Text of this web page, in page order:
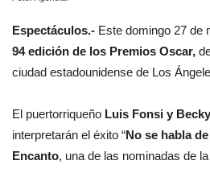
Espectáculos.- Este domingo 27 de
94 edición de los Premios Oscar,
ciudad estadounidense de Los
El puertorriqueño Luis Fonsi y
interpretarán el éxito “No se habla
Encanto, una de las nominadas de